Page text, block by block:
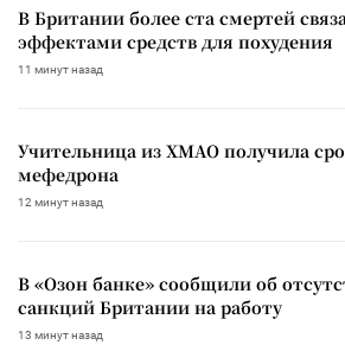
В Британии более ста смертей
эффектами средств для похудения
11 минут назад
Учительница из ХМАО получила
мефедрона
12 минут назад
В «Озон банке» сообщили об
санкций Британии на работу
13 минут назад